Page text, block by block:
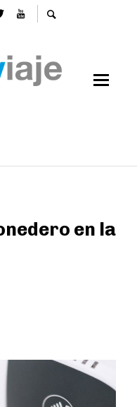
en la